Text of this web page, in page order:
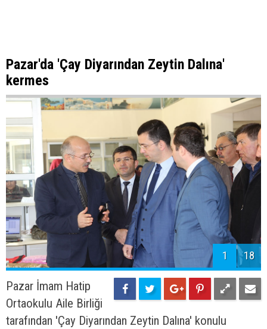
Pazar'da 'Çay Diyarından Zeytin Dalına'
kermes
1 18
Pazar İmam Hatip
Ortaokulu Aile Birliği
tarafından 'Çay Diyarından Zeytin Dalına' konulu